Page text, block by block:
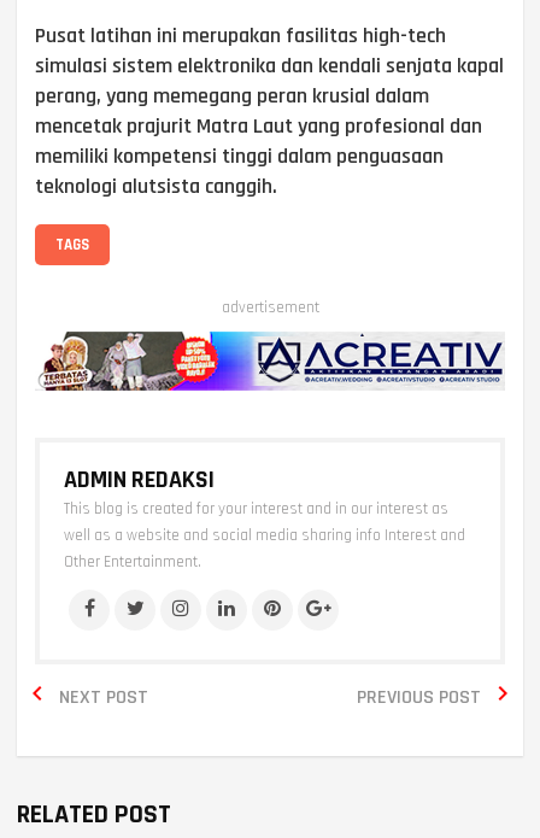
Pusat latihan ini merupakan fasilitas high-tech
simulasi sistem elektronika dan kendali senjata kapal
perang, yang memegang peran krusial dalam
mencetak prajurit Matra Laut yang profesional dan
memiliki kompetensi tinggi dalam penguasaan
teknologi alutsista canggih.
TAGS
advertisement
ADMIN REDAKSI
This blog is created for your interest and in our interest as
well as a website and social media sharing info Interest and
Other Entertainment.
NEXT POST
 PREVIOUS POST 
RELATED POST